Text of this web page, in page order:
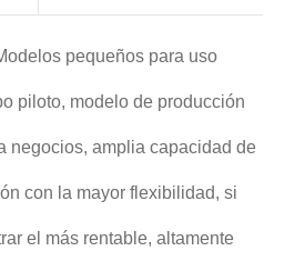
pequeños para uso
piloto, modelo de producción
negocios, amplia capacidad de
con la mayor flexibilidad, si
el más rentable, altamente